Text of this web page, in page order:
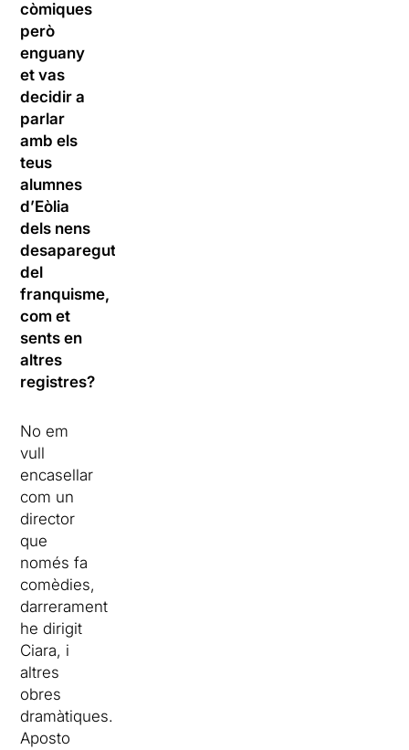
còmiques
però
enguany
et vas
decidir a
parlar
amb els
teus
alumnes
d’Eòlia
dels nens
desapareguts
del
franquisme,
com et
sents en
altres
registres?
No em
vull
encasellar
com un
director
que
només fa
comèdies,
darrerament
he dirigit
Ciara, i
altres
obres
dramàtiques.
Aposto